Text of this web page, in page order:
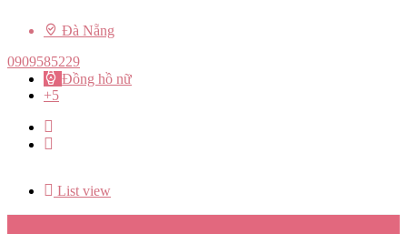
Đà Nẵng
0909585229
Đồng hồ nữ
+5
List view